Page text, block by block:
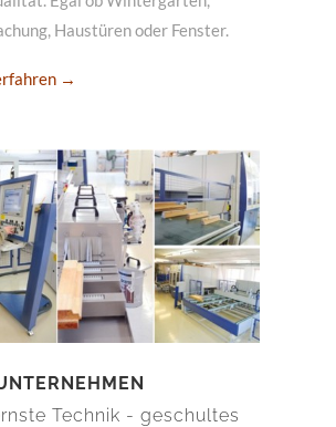
Haustüren oder Fenster.
→
Technik - geschultes